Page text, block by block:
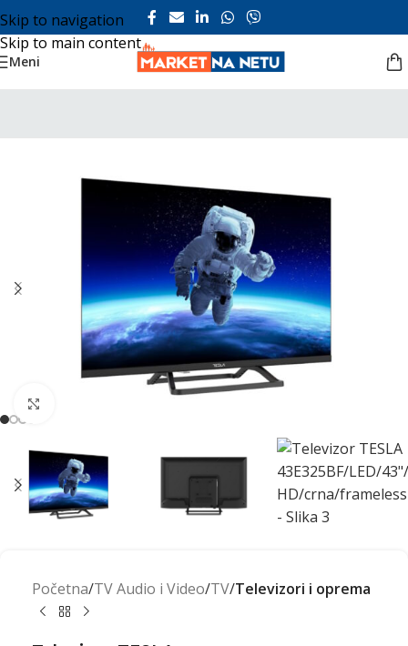
Skip to navigation
Skip to main content
Meni
Početna TV Audio i Video TV Televizori i oprema